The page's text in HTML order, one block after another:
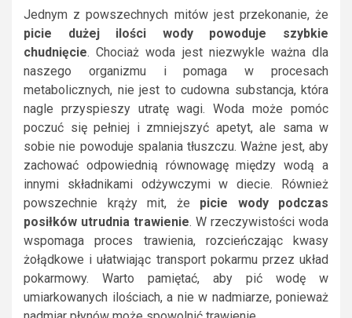
Jednym z powszechnych mitów jest przekonanie, że
picie dużej ilości wody powoduje szybkie
chudnięcie. Chociaż woda jest niezwykle ważna dla
naszego organizmu i pomaga w procesach
metabolicznych, nie jest to cudowna substancja, która
nagle przyspieszy utratę wagi. Woda może pomóc
poczuć się pełniej i zmniejszyć apetyt, ale sama w
sobie nie powoduje spalania tłuszczu. Ważne jest, aby
zachować odpowiednią równowagę między wodą a
innymi składnikami odżywczymi w diecie. Również
powszechnie krąży mit, że picie wody podczas
posiłków utrudnia trawienie. W rzeczywistości woda
wspomaga proces trawienia, rozcieńczając kwasy
żołądkowe i ułatwiając transport pokarmu przez układ
pokarmowy. Warto pamiętać, aby pić wodę w
umiarkowanych ilościach, a nie w nadmiarze, ponieważ